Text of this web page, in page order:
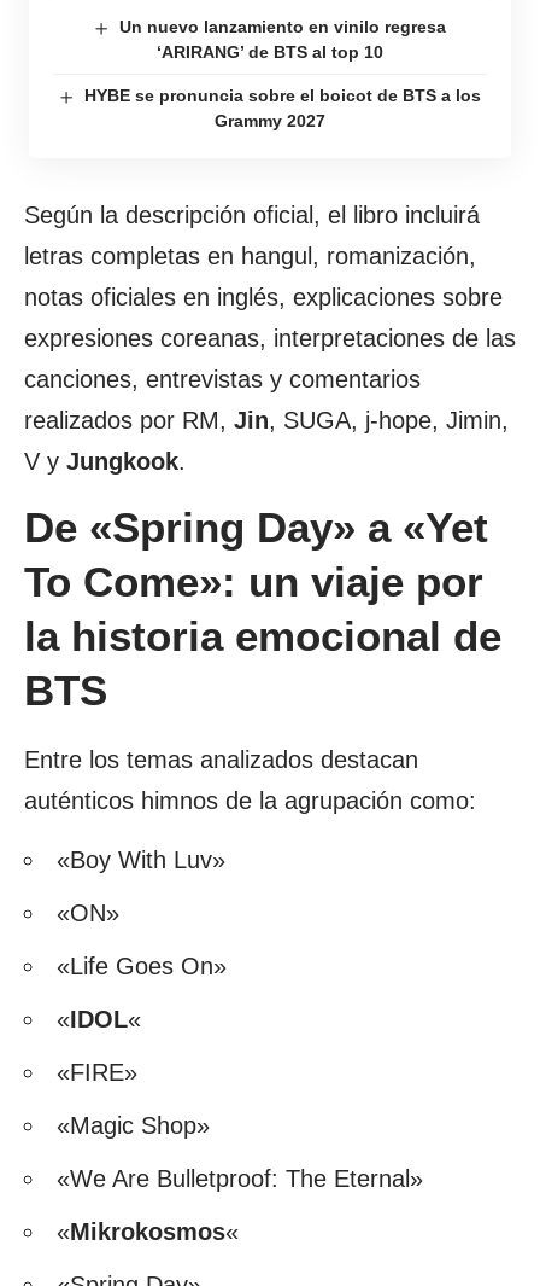
Un nuevo lanzamiento en vinilo regresa
‘ARIRANG’ de BTS al top 10
HYBE se pronuncia sobre el boicot de BTS a los
Grammy 2027
Según la descripción oficial, el libro incluirá
letras completas en hangul, romanización,
notas oficiales en inglés, explicaciones sobre
expresiones coreanas, interpretaciones de las
canciones, entrevistas y comentarios
realizados por RM, Jin, SUGA, j-hope, Jimin,
V y Jungkook.
De «Spring Day» a «Yet
To Come»: un viaje por
la historia emocional de
BTS
Entre los temas analizados destacan
auténticos himnos de la agrupación como:
«Boy With Luv»
«ON»
«Life Goes On»
«IDOL«
«FIRE»
«Magic Shop»
«We Are Bulletproof: The Eternal»
«Mikrokosmos«